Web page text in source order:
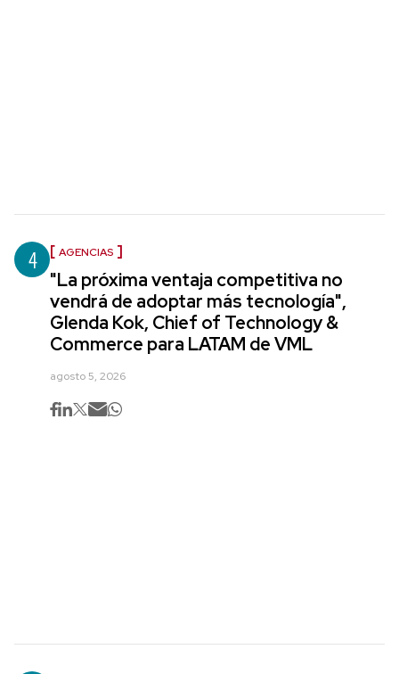
4 AGENCIAS
"La próxima ventaja competitiva no
vendrá de adoptar más tecnología",
Glenda Kok, Chief of Technology &
Commerce para LATAM de VML
agosto 5, 2026